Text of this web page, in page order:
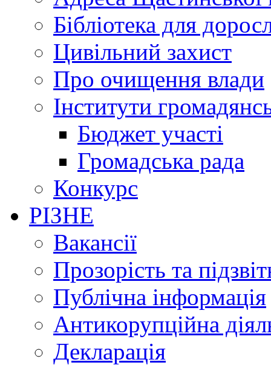
Бібліотека для
Цивільний захист
Про очищення влади
Інститути
Бюджет участі
Громадська рада
Конкурс
РІЗНЕ
Вакансії
Прозорість та
Публічна інформація
Антикорупційна
Декларація